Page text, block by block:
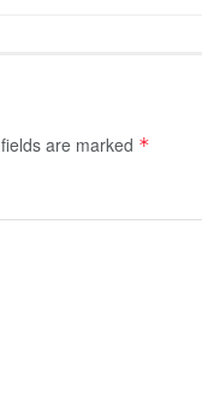
are marked *